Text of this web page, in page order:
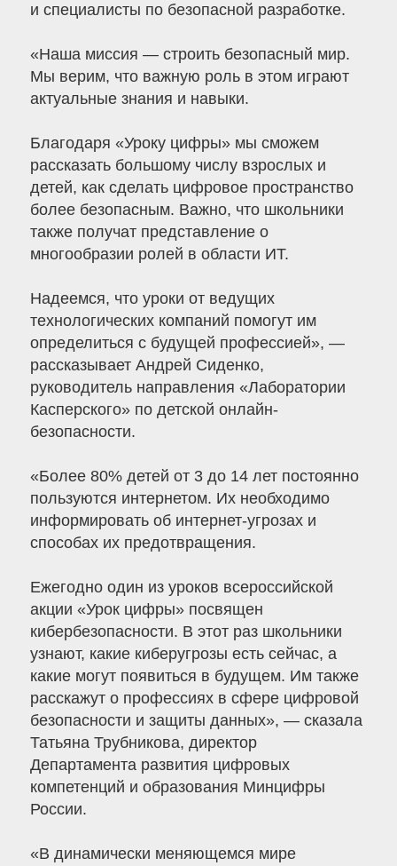
и специалисты по безопасной разработке.
«Наша миссия — строить безопасный мир.
Мы верим, что важную роль в этом играют
актуальные знания и навыки.
Благодаря «Уроку цифры» мы сможем
рассказать большому числу взрослых и
детей, как сделать цифровое пространство
более безопасным. Важно, что школьники
также получат представление о
многообразии ролей в области ИТ.
Надеемся, что уроки от ведущих
технологических компаний помогут им
определиться с будущей профессией», —
рассказывает Андрей Сиденко,
руководитель направления «Лаборатории
Касперского» по детской онлайн-
безопасности.
«Более 80% детей от 3 до 14 лет постоянно
пользуются интернетом. Их необходимо
информировать об интернет-угрозах и
способах их предотвращения.
Ежегодно один из уроков всероссийской
акции «Урок цифры» посвящен
кибербезопасности. В этот раз школьники
узнают, какие киберугрозы есть сейчас, а
какие могут появиться в будущем. Им также
расскажут о профессиях в сфере цифровой
безопасности и защиты данных», — сказала
Татьяна Трубникова, директор
Департамента развития цифровых
компетенций и образования Минцифры
России.
«В динамически меняющемся мире